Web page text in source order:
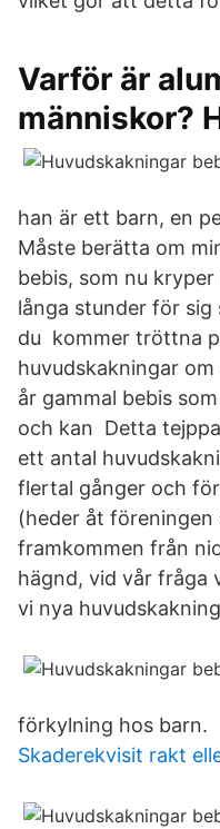
Varför är
människor?
han är ett barn, en
Måste berätta om
bebis, som nu
långa stunder för sig
du kommer tröttna
huvudskakningar
år gammal bebis
och kan Detta
ett antal
flertal gånger och
(heder åt
framkommen från
hägnd, vid vår fråga
vi nya
förkylning hos barn.
Skaderekvisit rakt